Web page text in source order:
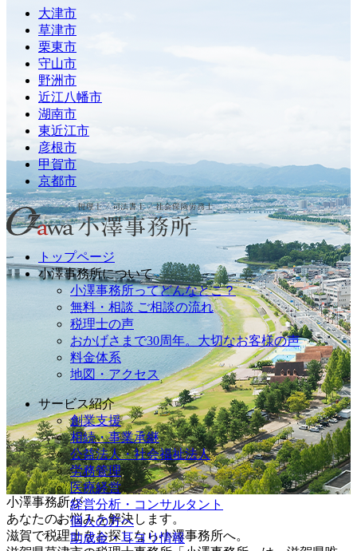
小澤事務所が、
あなたのお悩みを解決します。
滋賀で税理士をお探しなら小澤事務所へ。
大津市
草津市
栗東市
守山市
野洲市
近江八幡市
湖南市
東近江市
彦根市
甲賀市
京都市
トップページ
小澤事務所について
小澤事務所ってどんなとこ？
無料・相談 ご相談の流れ
税理士の声
おかげさまで30周年。大切なお客様の声
料金体系
地図・アクセス
サービス紹介
創業支援
相続・事業承継
公益法人・社会福祉法人
労務管理
医療経営
経営分析・コンサルタント
個人の方へ
助成金・耳ヨリ情報